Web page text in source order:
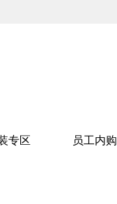
专区 员工内购